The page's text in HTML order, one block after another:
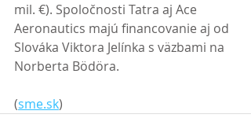
mil. €). Spoločnosti Tatra aj Ace
Aeronautics majú financovanie aj od
Slováka Viktora Jelínka s väzbami na
Norberta Bödöra.
(sme.sk)